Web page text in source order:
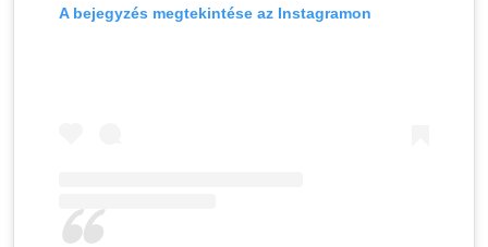
A bejegyzés megtekintése az Instagramon